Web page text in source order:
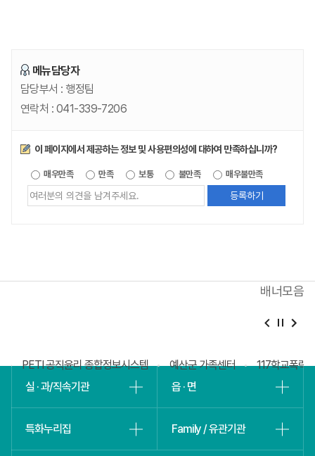
메뉴담당자
담당부서 : 행정팀
연락처 : 041-339-7206
만족도조사
이 페이지에서 제공하는 정보 및 사용편의성에 대하여 만족하십니까?
매우만족 만족 보통 불만족 매우불만족
정보에
배너모음
PETI 공직윤리 종합정보시스템 예산군 가족센터
117학교폭력
실 · 과/직속기관
읍 · 면
특화누리집 Family / 유관기관